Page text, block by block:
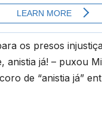
os presos
anistia já! – puxou
de “anistia já”